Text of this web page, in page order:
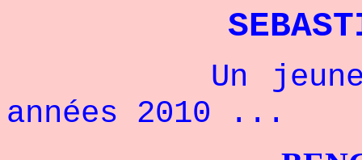
Un jeune
années 2010 ...